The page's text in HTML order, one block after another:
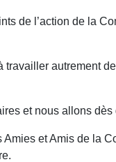
de l’action de la
autrement
et nous allons
et Amis de